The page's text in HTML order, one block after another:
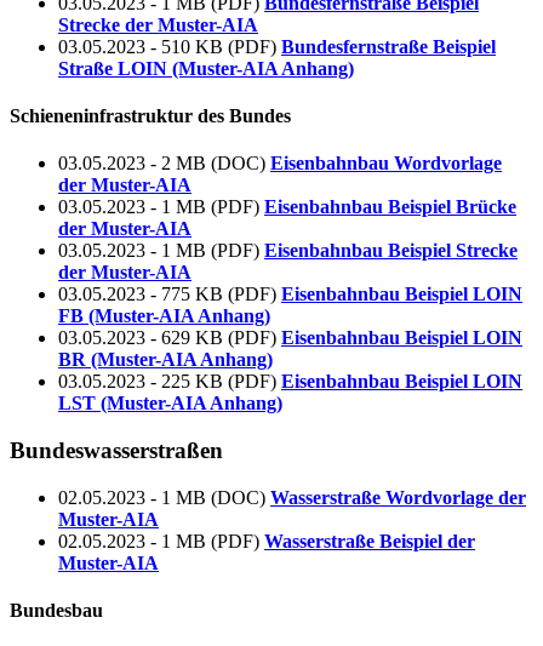
Strecke der Muster-AIA
03.05.2023 - 510 KB (PDF) Bundesfernstraße Beispiel
Straße LOIN (Muster-AIA Anhang)
Schieneninfrastruktur des Bundes
03.05.2023 - 2 MB (DOC) Eisenbahnbau Wordvorlage
der Muster-AIA
03.05.2023 - 1 MB (PDF) Eisenbahnbau Beispiel Brücke
der Muster-AIA
03.05.2023 - 1 MB (PDF) Eisenbahnbau Beispiel Strecke
der Muster-AIA
03.05.2023 - 775 KB (PDF) Eisenbahnbau Beispiel LOIN
FB (Muster-AIA Anhang)
03.05.2023 - 629 KB (PDF) Eisenbahnbau Beispiel LOIN
BR (Muster-AIA Anhang)
03.05.2023 - 225 KB (PDF) Eisenbahnbau Beispiel LOIN
LST (Muster-AIA Anhang)
Bundeswasserstraßen
02.05.2023 - 1 MB (DOC) Wasserstraße Wordvorlage der
Muster-AIA
02.05.2023 - 1 MB (PDF) Wasserstraße Beispiel der
Muster-AIA
Bundesbau